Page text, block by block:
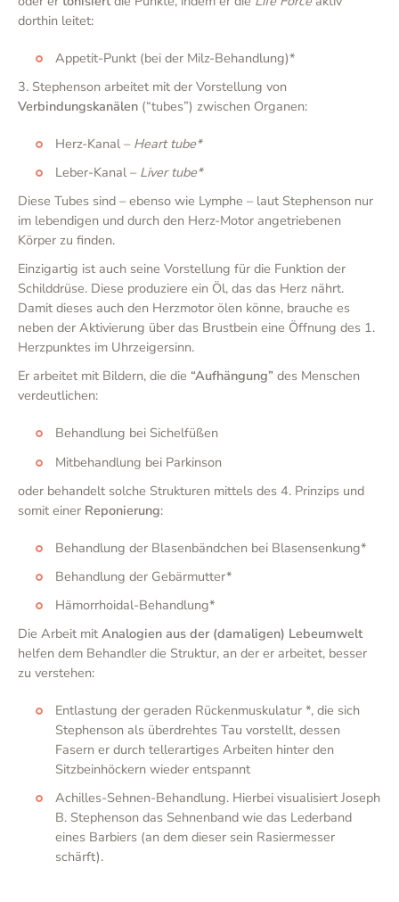
dorthin leitet:
Appetit-Punkt (bei der Milz-Behandlung)*
3. Stephenson arbeitet mit der Vorstellung von
Verbindungskanälen (“tubes”) zwischen Organen:
Herz-Kanal – Heart tube*
Leber-Kanal – Liver tube*
Diese Tubes sind – ebenso wie Lymphe – laut Stephenson nur
im lebendigen und durch den Herz-Motor angetriebenen
Körper zu finden.
Einzigartig ist auch seine Vorstellung für die Funktion der
Schilddrüse. Diese produziere ein Öl, das das Herz nährt.
Damit dieses auch den Herzmotor ölen könne, brauche es
neben der Aktivierung über das Brustbein eine Öffnung des 1.
Herzpunktes im Uhrzeigersinn.
Er arbeitet mit Bildern, die die “Aufhängung” des Menschen
verdeutlichen:
Behandlung bei Sichelfüßen
Mitbehandlung bei Parkinson
oder behandelt solche Strukturen mittels des 4. Prinzips und
somit einer Reponierung:
Behandlung der Blasenbändchen bei Blasensenkung*
Behandlung der Gebärmutter*
Hämorrhoidal-Behandlung*
Die Arbeit mit Analogien aus der (damaligen) Lebeumwelt
helfen dem Behandler die Struktur, an der er arbeitet, besser
zu verstehen:
Entlastung der geraden Rückenmuskulatur *, die sich
Stephenson als überdrehtes Tau vorstellt, dessen
Fasern er durch tellerartiges Arbeiten hinter den
Sitzbeinhöckern wieder entspannt
Achilles-Sehnen-Behandlung. Hierbei visualisiert Joseph
B. Stephenson das Sehnenband wie das Lederband
eines Barbiers (an dem dieser sein Rasiermesser
schärft).